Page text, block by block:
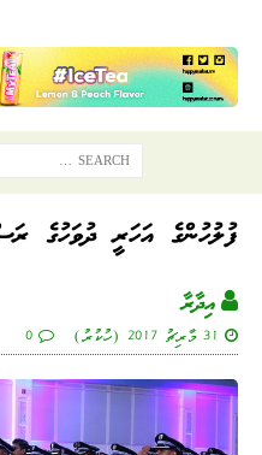
ފުލުހުންގެ އަހަރީ ދުވަހުގެ
އިދާރާ
31 މާރިޗު 2017 (ހުކުރު) 0